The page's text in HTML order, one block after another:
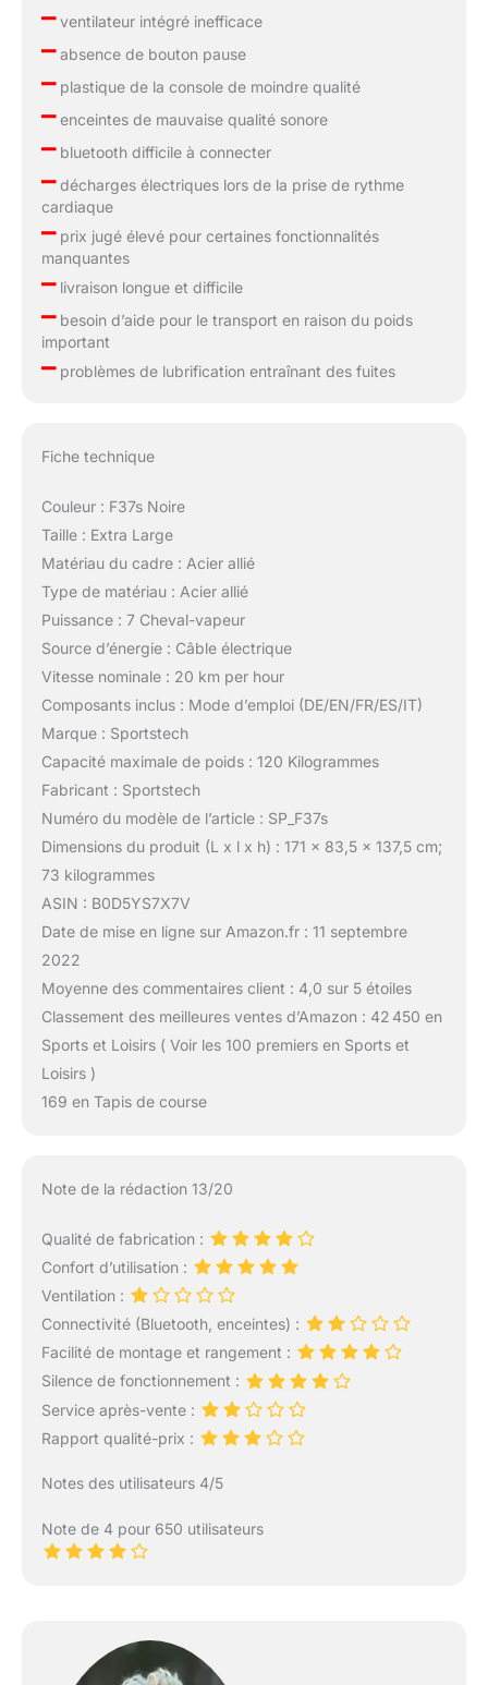
–ventilateur intégré inefficace
–absence de bouton pause
–plastique de la console de moindre qualité
–enceintes de mauvaise qualité sonore
–bluetooth difficile à connecter
–décharges électriques lors de la prise de rythme
cardiaque
–prix jugé élevé pour certaines fonctionnalités
manquantes
–livraison longue et difficile
–besoin d’aide pour le transport en raison du poids
important
–problèmes de lubrification entraînant des fuites
Fiche technique
Couleur : F37s Noire
Taille : Extra Large
Matériau du cadre : Acier allié
Type de matériau : Acier allié
Puissance : 7 Cheval-vapeur
Source d’énergie : Câble électrique
Vitesse nominale : 20 km per hour
Composants inclus : Mode d’emploi (DE/EN/FR/ES/IT)
Marque : Sportstech
Capacité maximale de poids : 120 Kilogrammes
Fabricant : Sportstech
Numéro du modèle de l’article : SP_F37s
Dimensions du produit (L x l x h) : 171 x 83,5 x 137,5 cm;
73 kilogrammes
ASIN : B0D5YS7X7V
Date de mise en ligne sur Amazon.fr : 11 septembre
2022
Moyenne des commentaires client : 4,0 sur 5 étoiles
Classement des meilleures ventes d’Amazon : 42 450 en
Sports et Loisirs ( Voir les 100 premiers en Sports et
Loisirs )
169 en Tapis de course
Note de la rédaction 13/20
Qualité de fabrication :
Confort d’utilisation :
Ventilation :
Connectivité (Bluetooth, enceintes) :
Facilité de montage et rangement :
Silence de fonctionnement :
Service après-vente :
Rapport qualité-prix :
Notes des utilisateurs 4/5
Note de 4 pour 650 utilisateurs